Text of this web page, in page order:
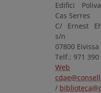
Edifici
Cas Serres
C/ Ernest
s/n
07800 Eivissa
Telf.: 971 390
Web
/